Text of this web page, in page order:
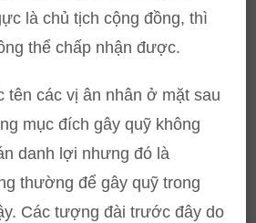
là chủ tịch cộng đồng, thì
thể chấp nhận được.
tên các vị ân nhân ở mặt sau
mục đích gây quỹ không
danh lợi nhưng đó là
thường để gây quỹ trong
Các tượng đài trước đây do